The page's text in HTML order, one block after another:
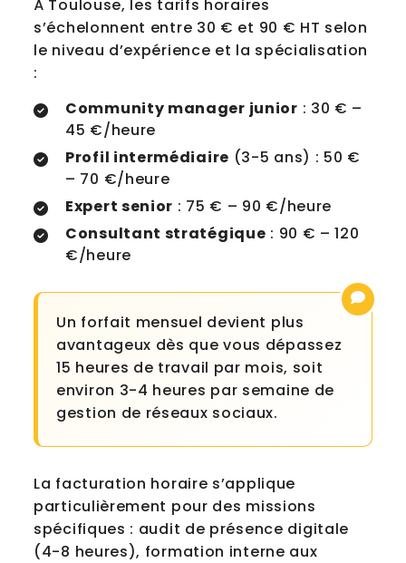
À Toulouse, les tarifs horaires
s’échelonnent entre 30 € et 90 € HT selon
le niveau d’expérience et la spécialisation
:
Community manager junior : 30 € –
45 €/heure
Profil intermédiaire (3-5 ans) : 50 €
– 70 €/heure
Expert senior : 75 € – 90 €/heure
Consultant stratégique : 90 € – 120
€/heure
Un forfait mensuel devient plus
avantageux dès que vous dépassez
15 heures de travail par mois, soit
environ 3-4 heures par semaine de
gestion de réseaux sociaux.
La facturation horaire s’applique
particulièrement pour des missions
spécifiques : audit de présence digitale
(4-8 heures), formation interne aux